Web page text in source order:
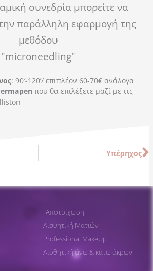
συνεδρία μπορείτε να
παράλληλη εφαρμογή της
μεθόδου
"microneedling"
: 90′-120’/ επιπλέον 60-70€ ανάλογα
που θα επιλέξετε μαζί με τις
Υπέρηχος
Αποτρίχωση
Αισθητική Ματιών
Professional MakeUp
Αισθητική άνω & κάτω άκρων